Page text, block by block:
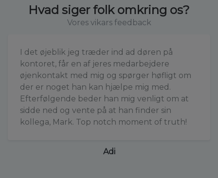
Hvad siger folk omkring os?
Vores vikars feedback
I det øjeblik jeg træder ind ad døren på
kontoret, får en af jeres medarbejdere
øjenkontakt med mig og spørger høfligt om
der er noget han kan hjælpe mig med.
Efterfølgende beder han mig venligt om at
sidde ned og vente på at han finder sin
kollega, Mark. Top notch moment of truth!
Adi